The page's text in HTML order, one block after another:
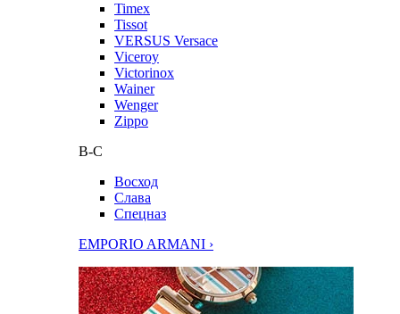
Timex
Tissot
VERSUS Versace
Viceroy
Victorinox
Wainer
Wenger
Zippo
В-С
Восход
Слава
Спецназ
EMPORIO ARMANI ›